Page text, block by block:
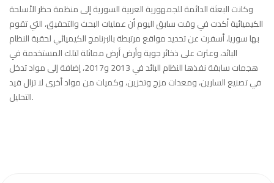
وكانت البعثة الدائمة للجمهورية العربية السورية إلى منظمة حظر الأسلحة
الكيميائية أكدت في وقت سابق اليوم أن عمليات البحث والتحقيق، التي تقوم
بها سوريا، أسفرت عن تحديد مواقع مرتبطة بالبرنامج الكيميائي لحقبة النظام
البائد، وعثرت على ذخائر جوية وأرض أرض مماثلة لتلك المستخدمة في
هجمات سابقة نفذها النظام البائد في 2013 و2017، إضافة إلى مواد تدخل
في تصنيع السارين، ومعدات مزج وتخزين، وكميات من مواد أخرى لا تزال قيد
التحليل.